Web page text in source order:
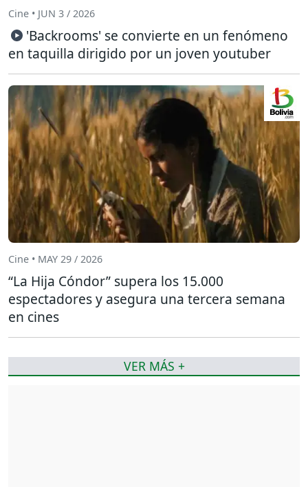
Cine • JUN 3 / 2026
'Backrooms' se convierte en un fenómeno
en taquilla dirigido por un joven youtuber
Cine • MAY 29 / 2026
“La Hija Cóndor” supera los 15.000
espectadores y asegura una tercera semana
en cines
VER MÁS +